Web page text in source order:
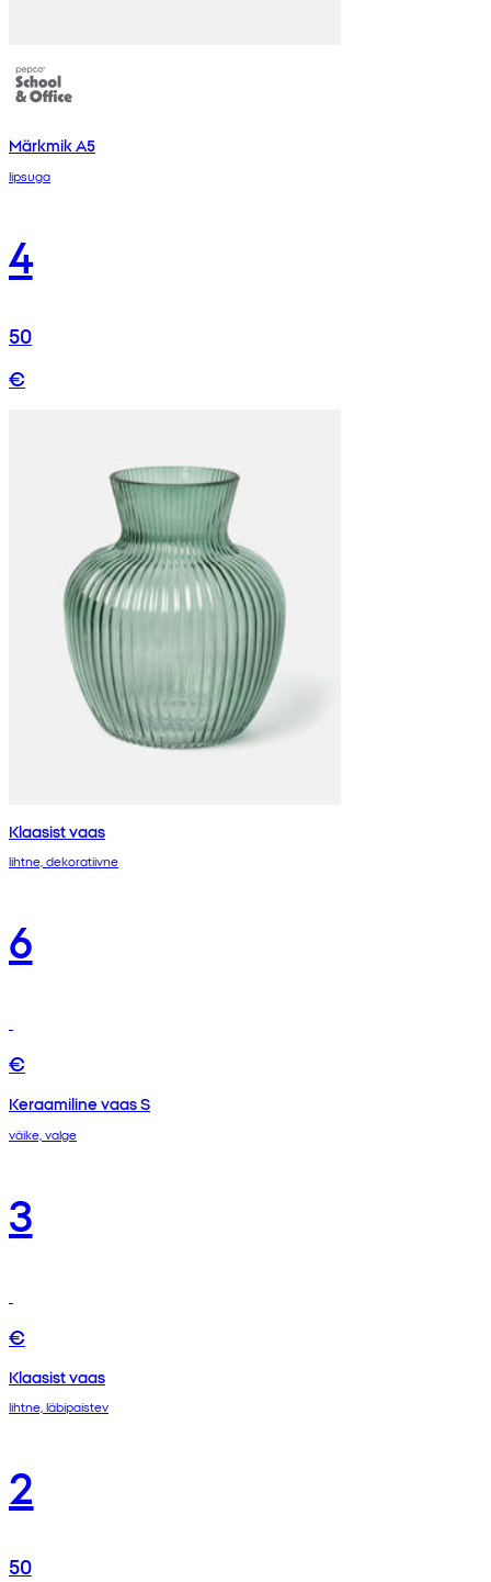
Märkmik A5
lipsuga
4
50
€
Klaasist vaas
lihtne, dekoratiivne
6
€
Keraamiline vaas S
väike, valge
3
€
Klaasist vaas
lihtne, läbipaistev
2
50